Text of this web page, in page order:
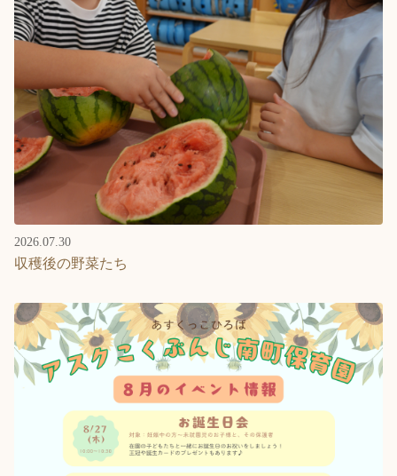
2026.07.30
収穫後の野菜たち